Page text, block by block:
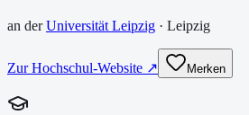
an derUniversität Leipzig · Leipzig
Zur Hochschul-Website ↗ Merken